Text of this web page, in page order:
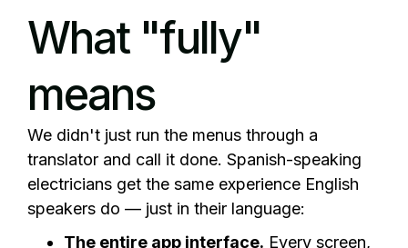
What "fully"
means
We didn't just run the menus through a
translator and call it done. Spanish-speaking
electricians get the same experience English
speakers do — just in their language:
The entire app interface. Every screen,